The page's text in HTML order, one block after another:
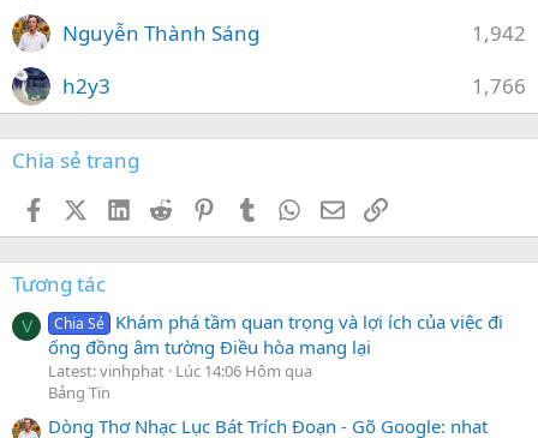
1,942
Nguyễn Thành Sáng
1,766
h2y3
Chia sẻ trang
FacebookX (Twitter)
LinkedIn
Reddit PinterestTumblr WhatsApp
EmailLink
Tương tác
V Chia Sẻ Khám phá tầm quan trọng và lợi ích của việc đi
ống đồng âm tường Điều hòa mang lại
Latest: vinhphat Lúc 14:06 Hôm qua
Bảng Tin
Dòng Thơ Nhạc Lục Bát Trích Đoạn - Gõ Google: nhat